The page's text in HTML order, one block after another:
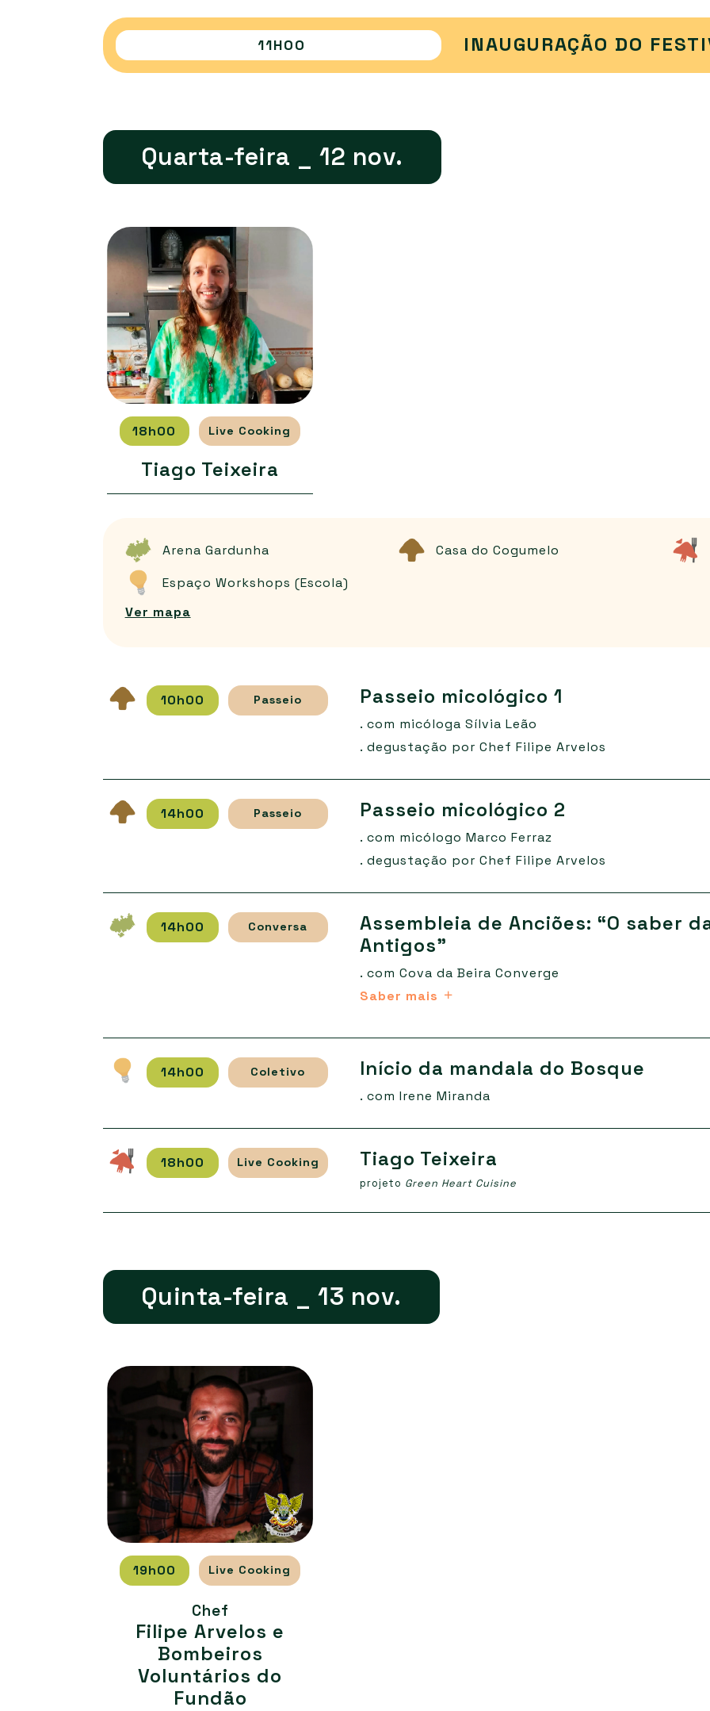
11H00 INAUGURAÇÃO DO
Quarta-feira _ 12 nov.
18h00 Live Cooking
Tiago Teixeira
Arena Gardunha Casa do Cogumelo
Espaço Workshops (Escola)
Ver mapa
10h00 Passeio Passeio micológico 1
. com micóloga Sílvia Leão
. degustação por Chef Filipe Arvelos
14h00 Passeio Passeio micológico 2
. com micólogo Marco Ferraz
. degustação por Chef Filipe Arvelos
14h00 Conversa
Assembleia de Anciões: “O saber
Antigos”
. com Cova da Beira Converge
Saber mais
14h00 Coletivo Início da mandala do Bosque
. com Irene Miranda
18h00 Live Cooking Tiago Teixeira
projeto Green Heart Cuisine
Quinta-feira _ 13 nov.
19h00 Live Cooking
Chef
Filipe Arvelos e
Bombeiros
Voluntários do
Fundão